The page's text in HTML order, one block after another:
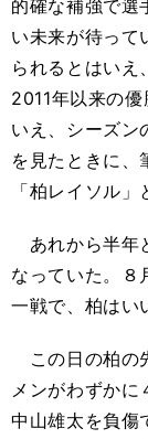
的確な補強で選
い未来が待って
られるとはいえ
2011年以来の
いえ、シーズン
を見たときに、
「柏レイソル」
あれから半年
なっていた。８
一戦で、柏はい
この日の柏の
メンがわずかに
中山雄太を負傷